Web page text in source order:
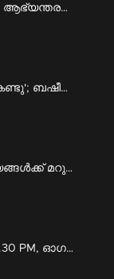
പ്രധാനമന്ത്രിയും ആഭ്യന്തരമന്ത്രിയും എവിടെ?; ചോദ്യങ്ങള്‍ക്ക് മറുപടിയില്ലേ? | Counter Point
'കയ്യില്‍ രക്തം കണ്ടു'; ബഷീര്‍ കൊലപാതകക്കേസില്‍ ശ്രീറാം വെങ്കിട്ടരാമനെ കുടുക്കി നിര്‍ണായക മൊഴി | Law and Order
പ്രതിപക്ഷ ചോദ്യങ്ങള്‍ക്ക് മറുപടിയില്ലേ?; കേന്ദ്ര ആഭ്യന്തരമന്ത്രി ഒളിച്ചോടുന്നോ? | Ningal Parayu
സ്പീഡ് ന്യൂസ് 6.30 PM, ഓഗസ്റ്റ് 06, 2026 | Speed News